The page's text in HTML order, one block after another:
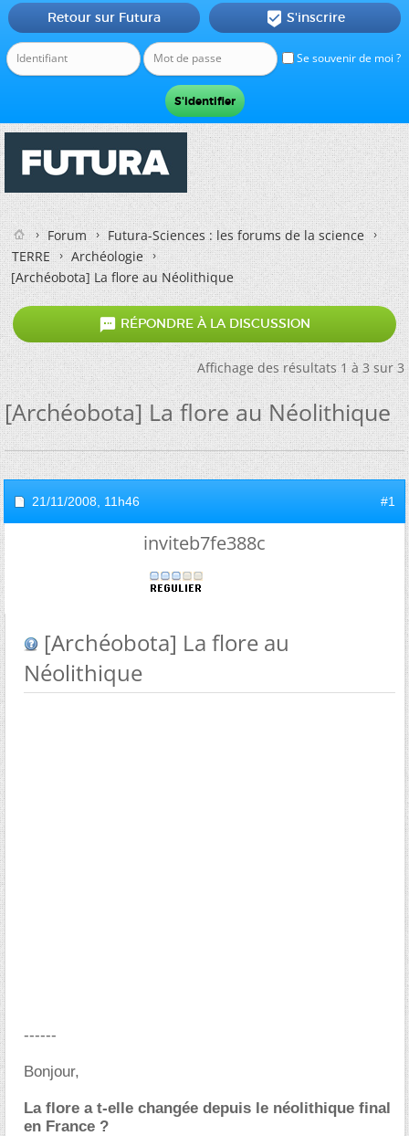
Se souvenir de moi ?
Retour sur Futura  S'inscrire
Forum
Futura-Sciences : les forums de la science
TERRE
Archéologie
[Archéobota] La flore au Néolithique
 RÉPONDRE À LA DISCUSSION
Affichage des résultats 1 à 3 sur 3
[Archéobota] La flore au Néolithique
21/11/2008, 11h46 #1
inviteb7fe388c
[Archéobota] La flore au
Néolithique
------
Bonjour,
La flore a t-elle changée depuis le néolithique final
en France ?